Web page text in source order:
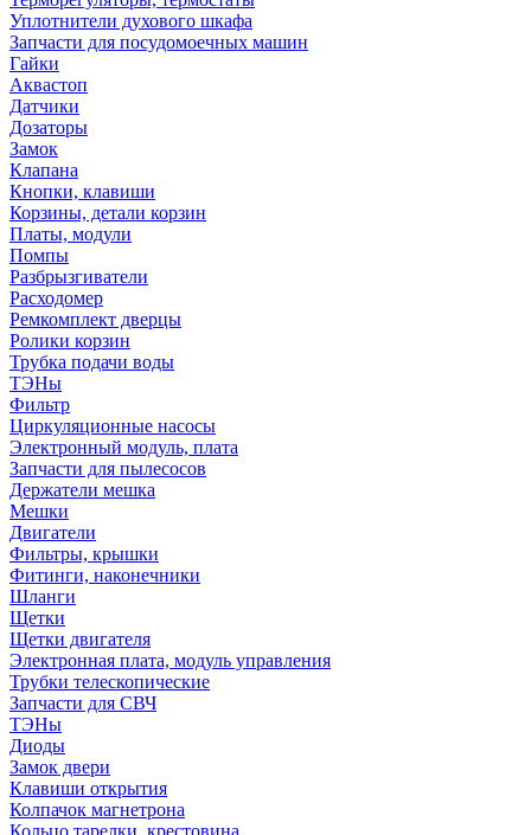
Уплотнители духового шкафа
Запчасти для посудомоечных машин
Гайки
Аквастоп
Датчики
Дозаторы
Замок
Клапана
Кнопки, клавиши
Корзины, детали корзин
Платы, модули
Помпы
Разбрызгиватели
Расходомер
Ремкомплект дверцы
Ролики корзин
Трубка подачи воды
ТЭНы
Фильтр
Циркуляционные насосы
Электронный модуль, плата
Запчасти для пылесосов
Держатели мешка
Мешки
Двигатели
Фильтры, крышки
Фитинги, наконечники
Шланги
Щетки
Щетки двигателя
Электронная плата, модуль управления
Трубки телескопические
Запчасти для СВЧ
ТЭНы
Диоды
Замок двери
Клавиши открытия
Колпачок магнетрона
Кольцо тарелки, крестовина